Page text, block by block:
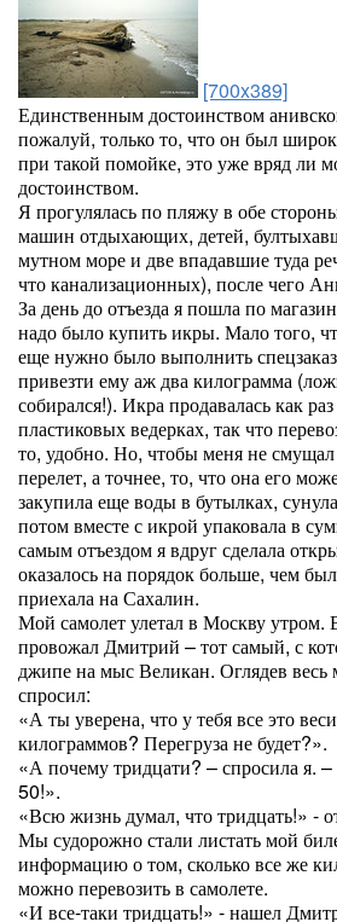
[700x389]
Единственным достоинством
пожалуй, только то, что он был
при такой помойке, это уже вряд ли
достоинством.
Я прогулялась по пляжу в обе
машин отдыхающих, детей,
мутном море и две впадавшие туда
что канализационных), после чего
За день до отъезда я пошла по
надо было купить икры. Мало того,
еще нужно было выполнить
привезти ему аж два килограмма
собирался!). Икра продавалась как
пластиковых ведерках, так что
то, удобно. Но, чтобы меня не
перелет, а точнее, то, что она его
закупила еще воды в бутылках,
потом вместе с икрой упаковала в
самым отъездом я вдруг сделала
оказалось на порядок больше, чем
приехала на Сахалин.
Мой самолет улетал в Москву утром.
провожал Дмитрий – тот самый, с
джипе на мыс Великан. Оглядев весь
спросил:
«А ты уверена, что у тебя все это
килограммов? Перегруза не будет?».
«А почему тридцати? – спросила я.
50!».
«Всю жизнь думал, что тридцать!» -
Мы судорожно стали листать мой
информацию о том, сколько все же
можно перевозить в самолете.
«И все-таки тридцать!» - нашел